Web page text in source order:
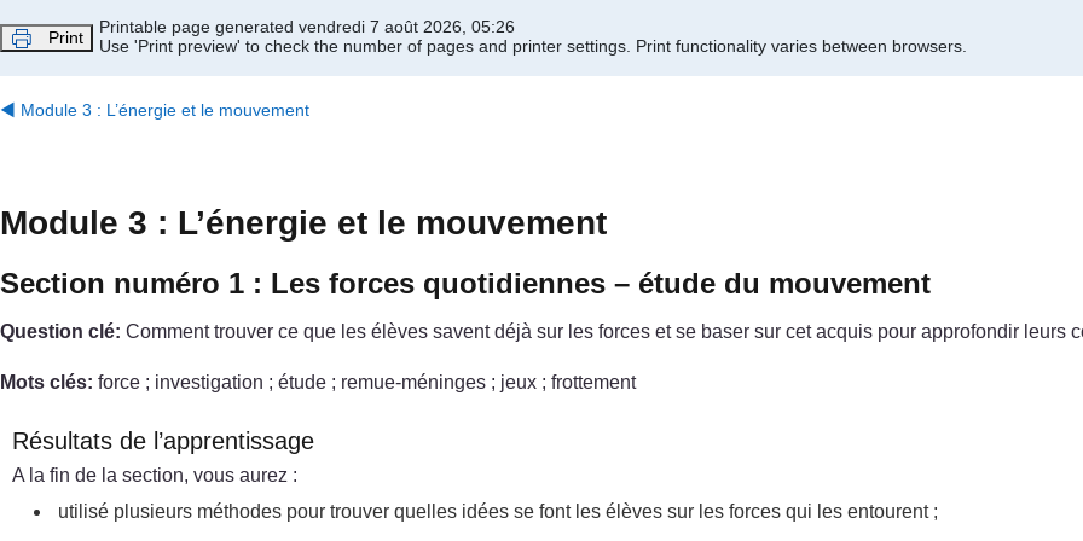
Print
Printable page generated vendredi 7 août 2026, 05:26
Use 'Print preview' to check the number of pages and printer settings. Print functionality varies between browsers.
◀︎ Module 3 : L’énergie et le mouvement
Module 3 : L’énergie et le mouvement
Section numéro 1 : Les forces quotidiennes – étude du mouvement
Question clé: Comment trouver ce que les élèves savent déjà sur les forces et se baser sur cet acquis pour approfondir leurs
Mots clés: force ; investigation ; étude ; remue-méninges ; jeux ; frottement
Résultats de l’apprentissage
A la fin de la section, vous aurez :
utilisé plusieurs méthodes pour trouver quelles idées se font les élèves sur les forces qui les entourent ;